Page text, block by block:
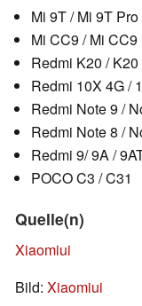
Mi 9T / Mi 9T Pro
Mi CC9 / Mi CC9
Redmi K20 /
Redmi 10X 4G /
Redmi Note 9 /
Redmi Note 8 /
Redmi 9/ 9A /
POCO C3 / C31
Quelle(n)
Xiaomiui
Bild: Xiaomiui